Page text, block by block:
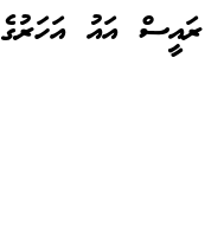
އައު އަހަރުގެ